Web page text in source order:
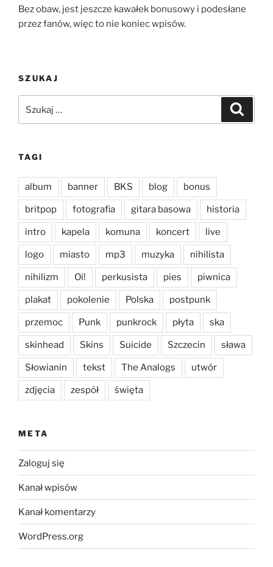
Bez obaw, jest jeszcze kawałek bonusowy i podesłane
przez fanów, więc to nie koniec wpisów.
SZUKAJ
TAGI
album banner BKS blog bonus
britpop fotografia gitara basowa historia
intro kapela komuna koncert live
logo miasto mp3 muzyka nihilista
nihilizm Oi! perkusista pies piwnica
plakat pokolenie Polska postpunk
przemoc Punk punkrock płyta ska
skinhead Skins Suicide Szczecin sława
Słowianin tekst The Analogs utwór
zdjęcia zespół święta
META
Zaloguj się
Kanał wpisów
Kanał komentarzy
WordPress.org